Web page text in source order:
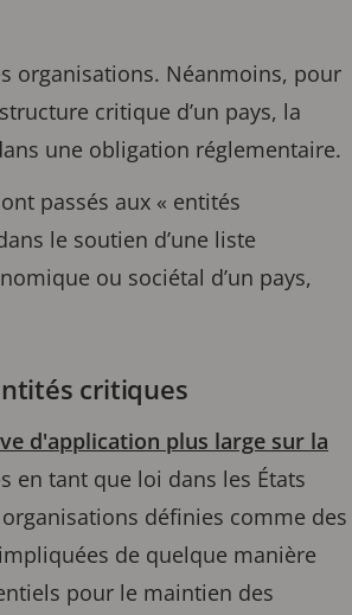
organisations. Néanmoins, pour
critique d’un pays, la
une obligation réglementaire.
passés aux « entités
le soutien d’une liste
ou sociétal d’un pays,
critiques
d'application plus large sur la
en tant que loi dans les États
définies comme des
de quelque manière
pour le maintien des